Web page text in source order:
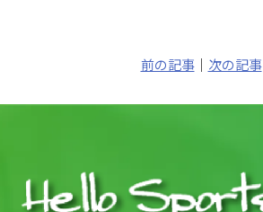
前の記事｜ 次の記事